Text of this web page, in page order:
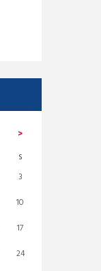
S
3
10
17
24